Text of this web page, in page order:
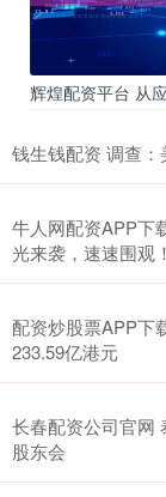
辉煌配资平台 从
钱生钱配资 调查
牛人网配资APP下
光来袭，速速围观
配资炒股票APP下
233.59亿港元
长春配资公司官网
股东会